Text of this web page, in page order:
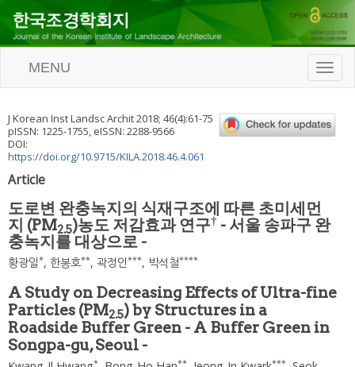
T
o
l
e
a
MENU
J Korean Inst Landsc Archit2018; 46(4):61-75
pISSN: 1225-1755, eISSN: 2288-9566
DOI:
https://doi.org/10.9715/KILA.2018.46.4.061
Article
도로변 완충녹지의 식재구조에 따른 초미세먼
지 (PM2.5)농도 저감효과 연구† - 서울 송파구 완
충녹지를 대상으로 -
황광일*, 한봉호**, 곽정인***, 박석철****
A Study on Decreasing Effects of Ultra-fine
Particles (PM2.5) by Structures in a
Roadside Buffer Green - A Buffer Green in
Songpa-gu, Seoul -
* ** ***